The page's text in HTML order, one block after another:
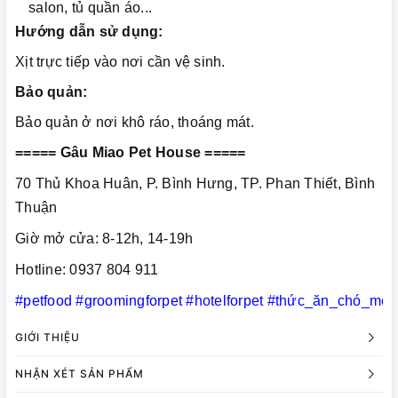
salon, tủ quần áo...
Hướng dẫn sử dụng:
Xịt trực tiếp vào nơi cần vệ sinh.
Bảo quản:
Bảo quản ở nơi khô ráo, thoáng mát.
===== Gâu Miao Pet House =====
70 Thủ Khoa Huân, P. Bình Hưng, TP. Phan Thiết, Bình
Thuận
Giờ mở cửa: 8-12h, 14-19h
Hotline: 0937 804 911
#petfood #groomingforpet #hotelforpet #thức_ăn_chó_mèo
GIỚI THIỆU
NHẬN XÉT SẢN PHẨM